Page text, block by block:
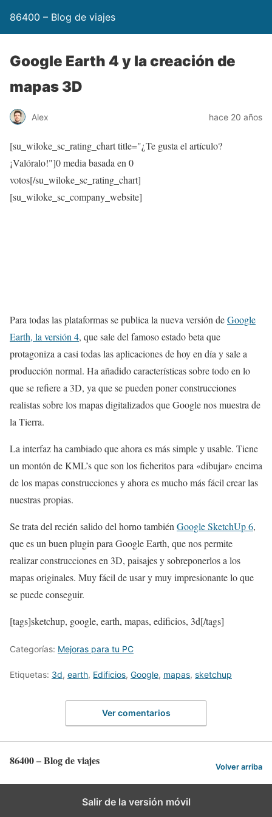
86400 – Blog de viajes
Google Earth 4 y la creación de
mapas 3D
Alex hace 20 años
[su_wiloke_sc_rating_chart title="¿Te gusta el artículo?
¡Valóralo!"]0media basada en 0
votos[/su_wiloke_sc_rating_chart]
[su_wiloke_sc_company_website]
Para todas las plataformas se publica la nueva versión deGoogle
Earth, la versión 4, que sale del famoso estado beta que
protagoniza a casi todas las aplicaciones de hoy en día y sale a
producción normal. Ha añadido características sobre todo en lo
que se refiere a 3D, ya que se pueden poner construcciones
realistas sobre los mapas digitalizados que Google nos muestra de
la Tierra.
La interfaz ha cambiado que ahora es más simple y usable. Tiene
un montón de KML’s que son los ficheritos para «dibujar» encima
de los mapas construcciones y ahora es mucho más fácil crear las
nuestras propias.
Se trata del recién salido del horno tambiénGoogle SketchUp 6,
que es un buen plugin para Google Earth, que nos permite
realizar construcciones en 3D, paisajes y sobreponerlos a los
mapas originales. Muy fácil de usar y muy impresionante lo que
se puede conseguir.
[tags]sketchup, google, earth, mapas, edificios, 3d[/tags]
Categorías: Mejoras para tu PC
Etiquetas: 3d, earth, Edificios, Google, mapas, sketchup
Ver comentarios
86400 – Blog de viajes Volver arriba
Salir de la versión móvil